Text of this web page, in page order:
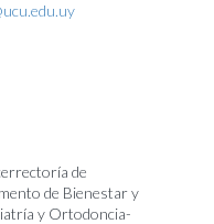
de
de Bienestar y
y Ortodoncia-